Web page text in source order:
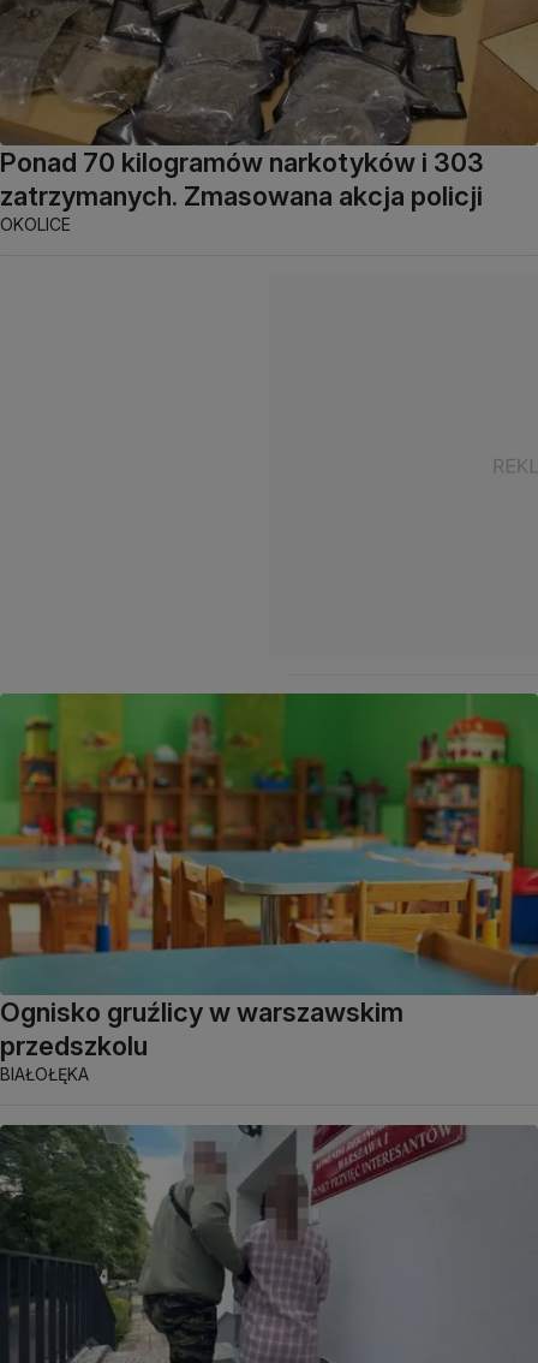
Ponad 70 kilogramów narkotyków i 303
zatrzymanych. Zmasowana akcja policji
OKOLICE
Ognisko gruźlicy w warszawskim
przedszkolu
BIAŁOŁĘKA